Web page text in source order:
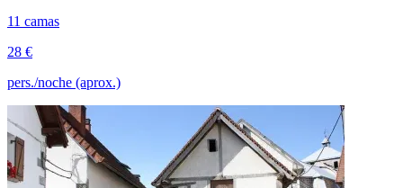
11 camas
28 €
pers./noche (aprox.)